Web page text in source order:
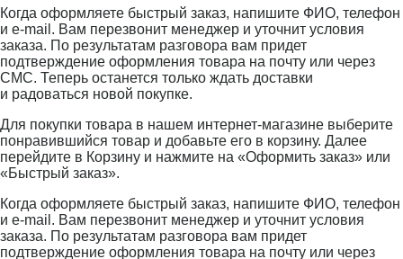
Когда оформляете быстрый заказ, напишите ФИО, телефон
и e-mail. Вам перезвонит менеджер и уточнит условия
заказа. По результатам разговора вам придет
подтверждение оформления товара на почту или через
СМС. Теперь останется только ждать доставки
и радоваться новой покупке.
Для покупки товара в нашем интернет-магазине выберите
понравившийся товар и добавьте его в корзину. Далее
перейдите в Корзину и нажмите на «Оформить заказ» или
«Быстрый заказ».
Когда оформляете быстрый заказ, напишите ФИО, телефон
и e-mail. Вам перезвонит менеджер и уточнит условия
заказа. По результатам разговора вам придет
подтверждение оформления товара на почту или через